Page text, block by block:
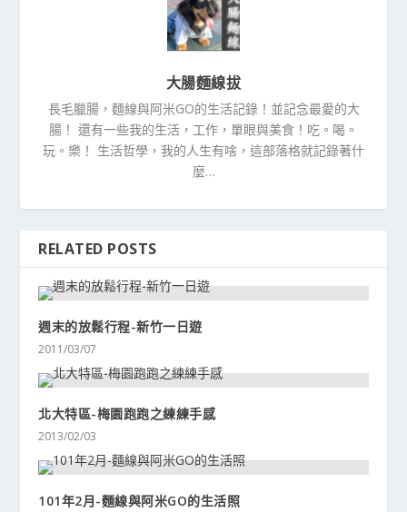
大腸麵線拔
長毛臘腸，麵線與阿米GO的生活記錄！並記念最愛的大
腸！ 還有一些我的生活，工作，單眼與美食！吃。喝。
玩。樂！ 生活哲學，我的人生有啥，這部落格就記錄著什
麼…
RELATED POSTS
週末的放鬆行程-新竹一日遊
2011/03/07
北大特區-梅園跑跑之練練手感
2013/02/03
101年2月-麵線與阿米GO的生活照